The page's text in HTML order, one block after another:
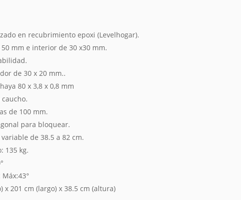
en recubrimiento epoxi (Levelhogar).
mm e interior de 30 x30 mm.
de 30 x 20 mm..
80 x 3,8 x 0,8 mm
de 100 mm.
para bloquear.
de 38.5 a 82 cm.
135 kg.
x 201 cm (largo) x 38.5 cm (altura)